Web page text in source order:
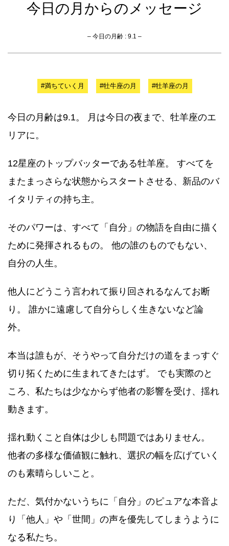
今日の月からのメッセージ
– 今日の月齢 : 9.1 –
#満ちていく月 #牡牛座の月 #牡羊座の月
今日の月齢は9.1。 月は今日の夜まで、牡羊座のエ
リアに。
12星座のトップバッターである牡羊座。 すべてを
またまっさらな状態からスタートさせる、新品のバ
イタリティの持ち主。
そのパワーは、すべて「自分」の物語を自由に描く
ために発揮されるもの。 他の誰のものでもない、
自分の人生。
他人にどうこう言われて振り回されるなんてお断
り。 誰かに遠慮して自分らしく生きないなど論
外。
本当は誰もが、そうやって自分だけの道をまっすぐ
切り拓くために生まれてきたはず。 でも実際のと
ころ、私たちは少なからず他者の影響を受け、揺れ
動きます。
揺れ動くこと自体は少しも問題ではありません。
他者の多様な価値観に触れ、選択の幅を広げていく
のも素晴らしいこと。
ただ、気付かないうちに「自分」のピュアな本音よ
り「他人」や「世間」の声を優先してしまうように
なる私たち。